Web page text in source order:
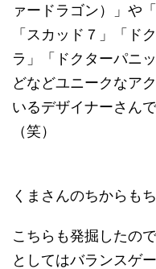
ァードラゴン）」や
「スカッド７」「ド
ラ」「ドクターパニ
どなどユニークなア
いるデザイナーさん
（笑）
くまさんのちからもち
こちらも発掘したの
としてはバランスゲ